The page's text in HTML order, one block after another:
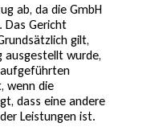
ab, da die GmbH
Das Gericht
gilt,
ausgestellt wurde,
aufgeführten
wenn die
dass eine andere
Leistungen ist.